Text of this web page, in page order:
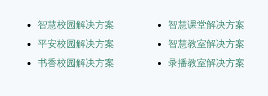
智慧校园解决方案
平安校园解决方案
书香校园解决方案
智慧课堂解决方案
智慧教室解决方案
录播教室解决方案